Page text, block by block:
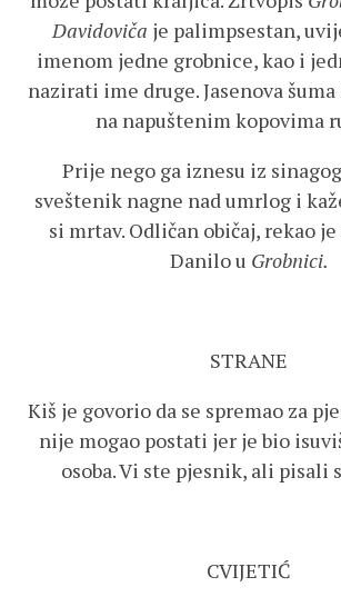
Davidoviča je palimpsestan,
imenom jedne grobnice, kao i
nazirati ime druge. Jasenova
na napuštenim kopovima
Prije nego ga iznesu iz
sveštenik nagne nad umrlog i
si mrtav. Odličan običaj, rekao
Danilo u Grobnici.
STRANE
Kiš je govorio da se spremao za
nije mogao postati jer je bio
osoba. Vi ste pjesnik, ali pisali
CVIJETIĆ